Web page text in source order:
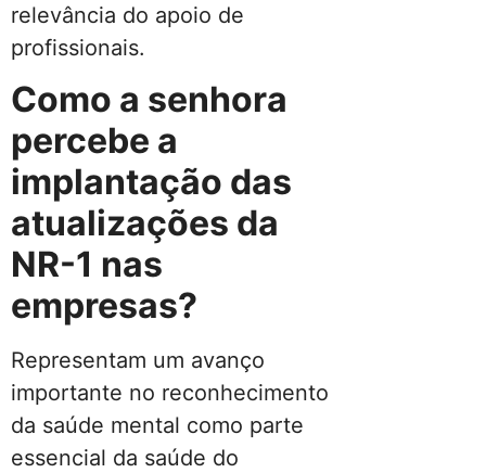
relevância do apoio de
profissionais.
Como a senhora
percebe a
implantação das
atualizações da
NR-1 nas
empresas?
Representam um avanço
importante no reconhecimento
da saúde mental como parte
essencial da saúde do